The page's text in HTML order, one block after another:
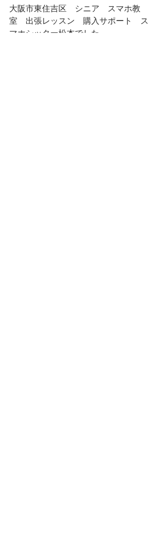
大阪市東住吉区　シニア　スマホ教
室　出張レッスン　購入サポート　ス
マホシッター松本でした。